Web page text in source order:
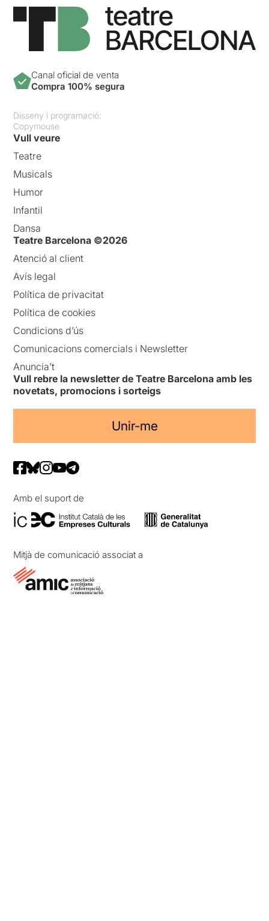
Canal oficial de venta
Compra 100% segura
Disseny i programació:
Copymouse
Vull veure
Teatre
Musicals
Humor
Infantil
Dansa
Teatre Barcelona ©2026
Atenció al client
Avís legal
Política de privacitat
Política de cookies
Condicions d’ús
Comunicacions comercials i Newsletter
Anuncia’t
Vull rebre la newsletter de Teatre Barcelona amb les
novetats, promocions i sorteigs
Unir-me
Amb el suport de
Mitjà de comunicació associat a